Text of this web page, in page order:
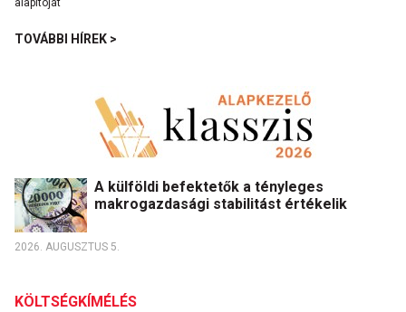
TOVÁBBI HÍREK >
A külföldi befektetők a tényleges
makrogazdasági stabilitást értékelik
2026. AUGUSZTUS 5.
KÖLTSÉGKÍMÉLÉS